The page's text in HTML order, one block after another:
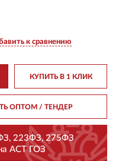
к сравнению
КУПИТЬ В 1 КЛИК
ОПТОМ/ ТЕНДЕР
223ФЗ, 275ФЗ
АСТ ГОЗ